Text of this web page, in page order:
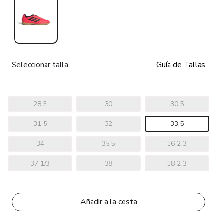
Seleccionar talla Guía de Tallas
28,5 30 30,5
31 5 32 33,5
34 35,5 36 2 3
37 1/3 38 38 2 3